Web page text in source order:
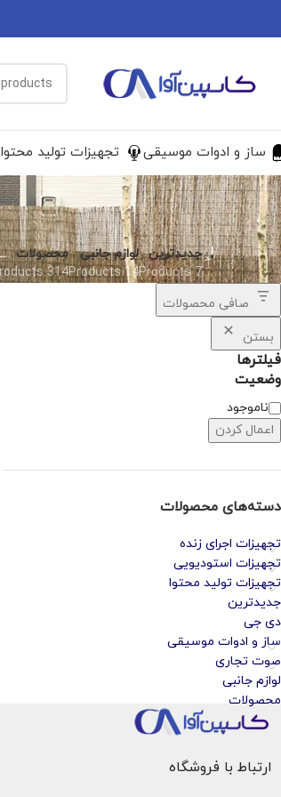
ساز و ادوات موسیقی تجهیزات تولید محتوا
جدیدترین
7 Products
لوازم جانبی
14 Products
محصولات
314 Products
صافی محصولات
بستن
فیلترها
وضعیت
ناموجود
اعمال کردن
دسته‌های محصولات
تجهیزات اجرای زنده
تجهیزات استودیویی
تجهیزات تولید محتوا
جدیدترین
دی جی
ساز و ادوات موسیقی
صوت تجاری
لوازم جانبی
محصولات
ارتباط با فروشگاه